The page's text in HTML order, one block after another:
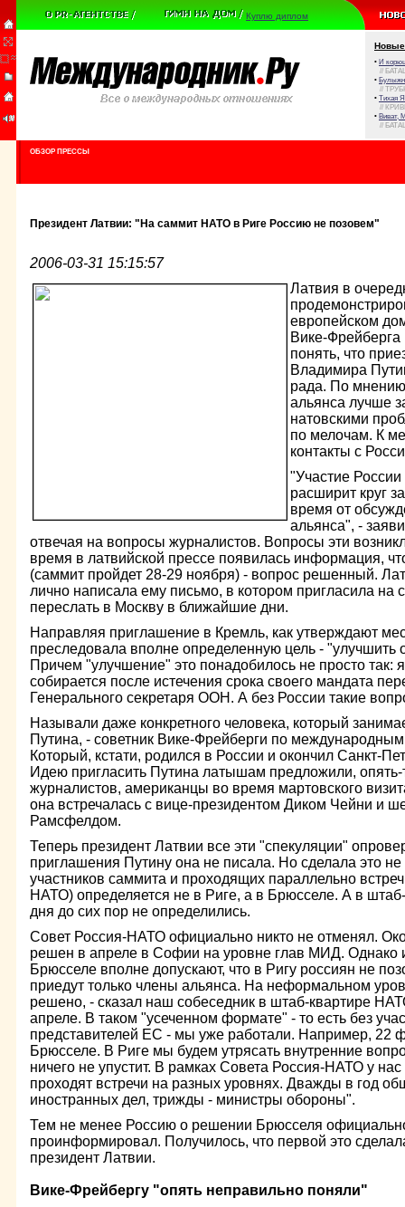
Куплю диплом
Новые
• И
//
•
//
• Тихая
//
• Виват,
//
ОБЗОР ПРЕССЫ
Президент Латвии: "На саммит НАТО в Риге Россию не позовем"
2006-03-31 15:15:57
Латвия в
европейском
Вике-
понять, что
Владимира
рада. По
альянса лучше
натовскими
по мелочам. К
контакты с
"Участие
расширит круг
время от
альянса", -
отвечая на вопросы журналистов. Вопросы эти
время в латвийской прессе появилась информация,
(саммит пройдет 28-29 ноября) - вопрос решенный.
лично написала ему письмо, в котором пригласила на
переслать в Москву в ближайшие дни.
Направляя приглашение в Кремль, как утверждают
преследовала вполне определенную цель - "улучшить
Причем "улучшение" это понадобилось не просто так:
собирается после истечения срока своего мандата
Генерального секретаря ООН. А без России такие
Называли даже конкретного человека, который
Путина, - советник Вике-Фрейберги по
Который, кстати, родился в России и окончил Санкт-
Идею пригласить Путина латышам предложили,
журналистов, американцы во время мартовского
она встречалась с вице-президентом Диком Чейни и
Рамсфелдом.
Теперь президент Латвии все эти "спекуляции"
приглашения Путину она не писала. Но сделала это
участников саммита и проходящих параллельно
НАТО) определяется не в Риге, а в Брюсселе. А в
дня до сих пор не определились.
Совет Россия-НАТО официально никто не отменял.
решен в апреле в Софии на уровне глав МИД. Однако
Брюсселе вполне допускают, что в Ригу россиян не
приедут только члены альянса. На неформальном
решено, - сказал наш собеседник в штаб-квартире
апреле. В таком "усеченном формате" - то есть без
представителей ЕС - мы уже работали. Например, 22
Брюсселе. В Риге мы будем утрясать внутренние
ничего не упустит. В рамках Совета Россия-НАТО у
проходят встречи на разных уровнях. Дважды в год
иностранных дел, трижды - министры обороны".
Тем не менее Россию о решении Брюсселя
проинформировал. Получилось, что первой это
президент Латвии.
Вике-Фрейбергу "опять неправильно поняли"